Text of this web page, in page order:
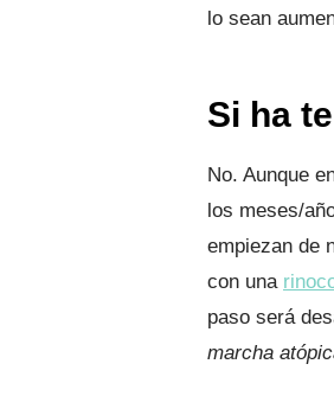
lo sean
Si ha
No. Aunque
los meses/
empiezan de
con una
paso será
marcha